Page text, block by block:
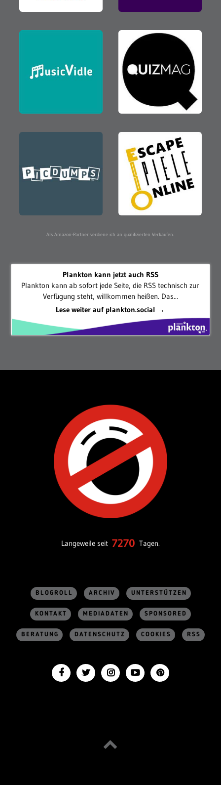
Als Amazon-Partner verdiene ich an qualifizierten Verkäufen.
Plankton kann jetzt auch RSS
Plankton kann ab sofort jede Seite, die RSS technisch zur
Verfügung steht, willkommen heißen. Das...
Lese weiter auf plankton.social →
Langeweile seit 7270 Tagen.
BLOGROLL ARCHIV UNTERSTÜTZEN
KONTAKT MEDIADATEN SPONSORED
BERATUNG DATENSCHUTZ COOKIES RSS